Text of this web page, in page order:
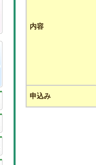
内容
申込み